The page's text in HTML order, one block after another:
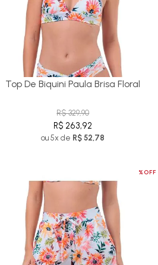
Top De Biquini Paula Brisa Floral
R$ 329,90
R$ 263,92
ou 5x de R$ 52,78
%OFF